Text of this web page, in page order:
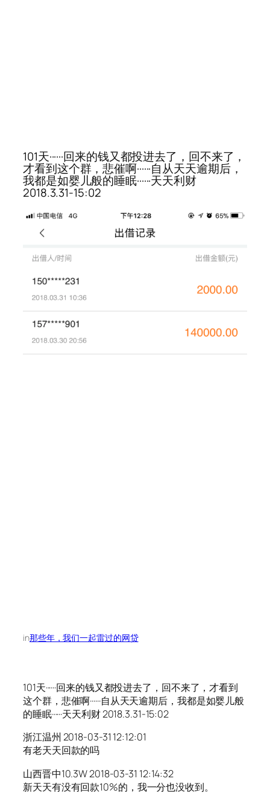
101天······回来的钱又都投进去了，回不来了，
才看到这个群，悲催啊······自从天天逾期后，
我都是如婴儿般的睡眠······天天利财
2018.3.31-15:02
in那些年，我们一起雷过的网贷
101天······回来的钱又都投进去了，回不来了，才看到
这个群，悲催啊······自从天天逾期后，我都是如婴儿般
的睡眠······天天利财 2018.3.31-15:02
浙江温州 2018-03-31 12:12:01
有老天天回款的吗
山西晋中10.3W 2018-03-31 12:14:32
新天天有没有回款10%的，我一分也没收到。